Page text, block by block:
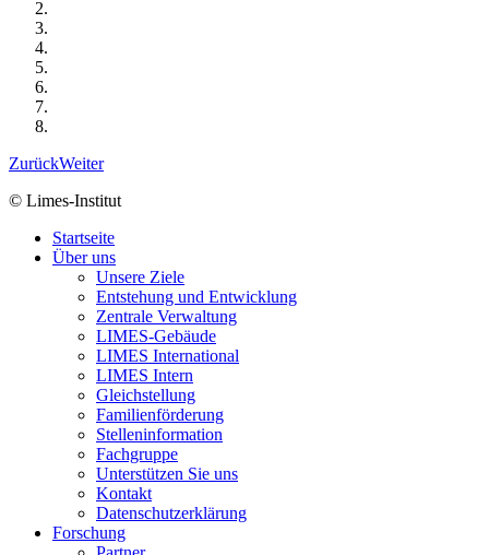
ZurückWeiter
© Limes-Institut
Startseite
Über uns
Unsere Ziele
Entstehung und Entwicklung
Zentrale Verwaltung
LIMES-Gebäude
LIMES International
LIMES Intern
Gleichstellung
Familienförderung
Stelleninformation
Fachgruppe
Unterstützen Sie uns
Kontakt
Datenschutzerklärung
Forschung